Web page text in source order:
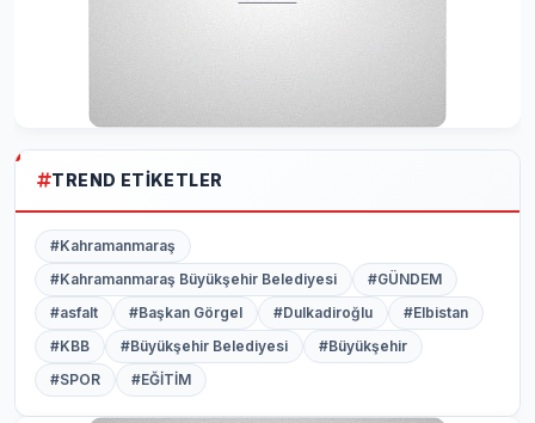
TREND ETIKETLER
#Kahramanmaraş
#Kahramanmaraş Büyükşehir Belediyesi
#GÜNDEM
#asfalt
#Başkan Görgel #Dulkadiroğlu
#Elbistan
#KBB
#Büyükşehir Belediyesi
#Büyükşehir
#SPOR
#EĞİTİM